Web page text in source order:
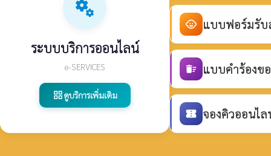
miscellaneous_services
ระบบบริการออนไลน์
e-SERVICES
grid_viewดูบริการเพิ่มเติม
child_care แบบฟอร์มรับ
delete_sweep แบบคำร้องข
confirmation_number จองคิวออนไ